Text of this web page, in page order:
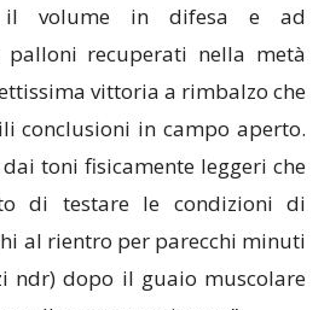
il volume in difesa e ad
recuperati nella metà
vittoria a rimbalzo che
conclusioni in campo aperto.
toni fisicamente leggeri che
di testare le condizioni di
al rientro per parecchi minuti
ndr) dopo il guaio muscolare